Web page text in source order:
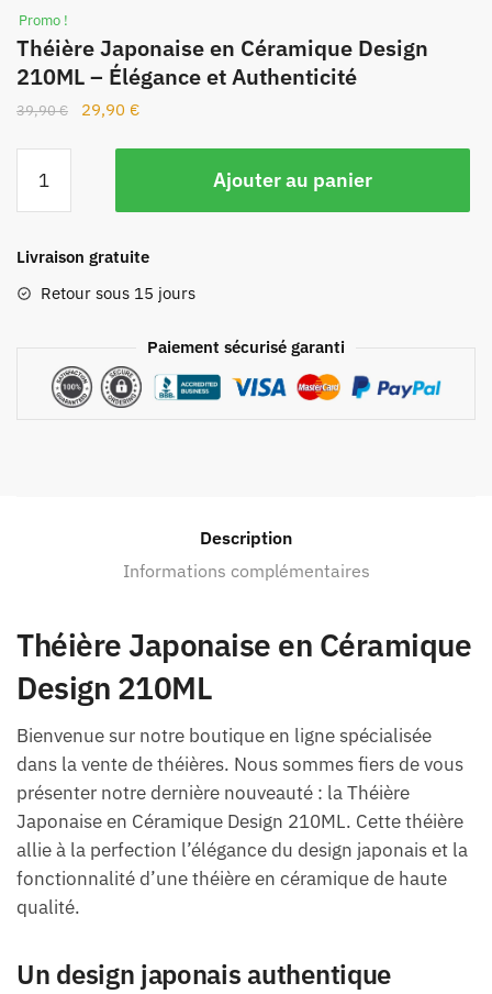
Promo !
Théière Japonaise en Céramique Design
210ML – Élégance et Authenticité
39,90€ 29,90 €
Ajouter au panier
Livraison gratuite
Retour sous 15 jours
Paiement sécurisé garanti
Description
Informations complémentaires
Théière Japonaise en Céramique
Design 210ML
Bienvenue sur notre boutique en ligne spécialisée
dans la vente de théières. Nous sommes fiers de vous
présenter notre dernière nouveauté : la Théière
Japonaise en Céramique Design 210ML. Cette théière
allie à la perfection l’élégance du design japonais et la
fonctionnalité d’une théière en céramique de haute
qualité.
Un design japonais authentique